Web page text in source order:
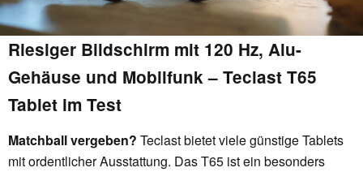
Riesiger Bildschirm mit 120 Hz, Alu-
Gehäuse und Mobilfunk – Teclast T65
Tablet im Test
Matchball vergeben? Teclast bietet viele günstige Tablets
mit ordentlicher Ausstattung. Das T65 ist ein besonders